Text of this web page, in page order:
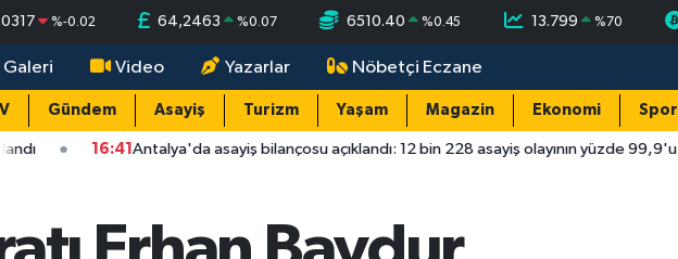
%-0.02 64,2463 %0.07 6510.40 %0.45 13.799 %70
Galeri Video Yazarlar Nöbetçi Eczane
Gündem Asayiş Turizm Yaşam Magazin Ekonomi Spor
16:41Antalya'da asayiş bilançosu açıklandı: 12 bin 228 asayiş olayının yüzde 99,9'u aydınlatıldı